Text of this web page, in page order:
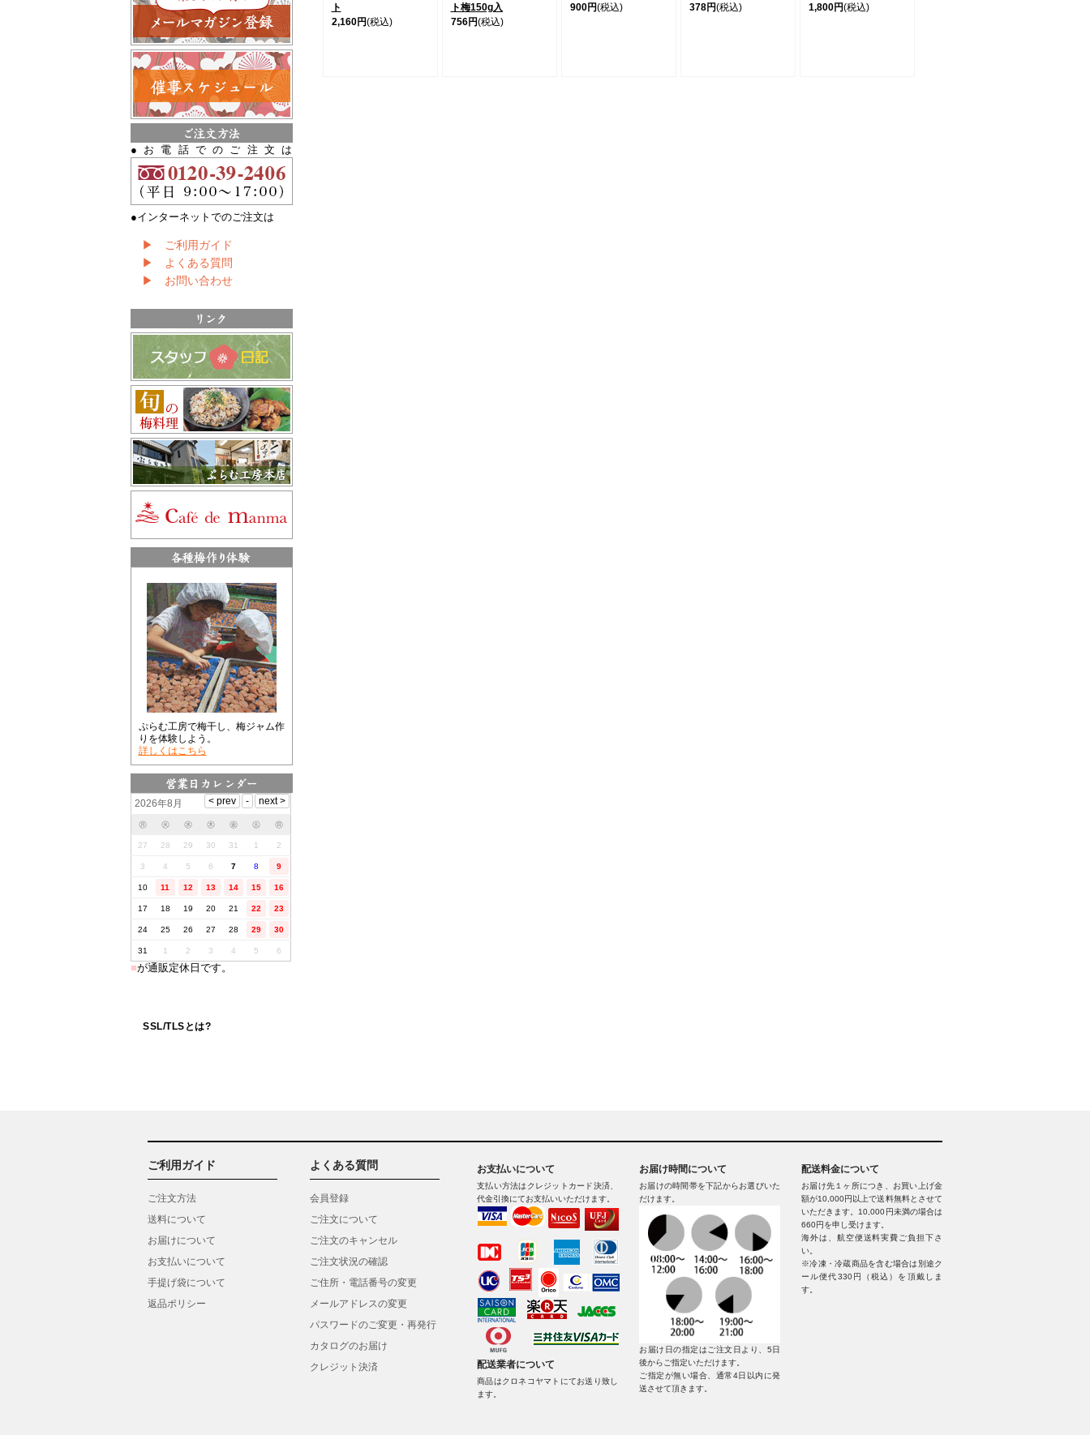
●お電話でのご注文は
●インターネットでのご注文は
▶ ご利用ガイド
▶ よくある質問
▶ お問い合わせ
ぷらむ工房で梅干し、梅ジャム作
りを体験しよう。
詳しくはこちら
2026年8月
㊊ ㊋ ㊌ ㊍ ㊎ ㊏ ㊐
27 28 29 30 31 1 2
3 4 5 6 7 8 9
10 11 12 13 14 15 16
17 18 19 20 21 22 23
24 25 26 27 28 29 30
31 1 2 3 4 5 6
■が通販定休日です。
SSL/TLSとは?
ト
2,160円(税込)
ト梅150g入
756円(税込)
900円(税込)
378円(税込)
1,800円(税込)
ご利用ガイド
ご注文方法
送料について
お届けについて
お支払いについて
手提げ袋について
返品ポリシー
よくある質問
会員登録
ご注文について
ご注文のキャンセル
ご注文状況の確認
ご住所・電話番号の変更
メールアドレスの変更
パスワードのご変更・再発行
カタログのお届け
クレジット決済
お支払いについて
支払い方法はクレジットカード決済、
代金引換にてお支払いいただけます。
配送業者について
商品はクロネコヤマトにてお送り致し
ます。
お届け時間について
お届けの時間帯を下記からお選びいた
だけます。
お届け日の指定はご注文日より、5日
後からご指定いただけます。
ご指定が無い場合、通常4日以内に発
送させて頂きます。
配送料金について
お届け先１ヶ所につき、お買い上げ金
額が10,000円以上で送料無料とさせて
いただきます。10,000円未満の場合は
660円を申し受けます。
海外は、航空便送料実費ご負担下さ
い。
※冷凍・冷蔵商品を含む場合は別途ク
ール便代330円（税込）を頂戴しま
す。